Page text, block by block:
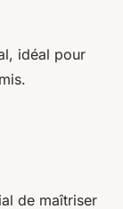
idéal pour
de maîtriser